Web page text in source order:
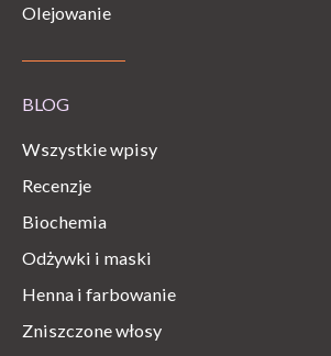
Olejowanie
BLOG
Wszystkie wpisy
Recenzje
Biochemia
Odżywki i maski
Henna i farbowanie
Zniszczone włosy